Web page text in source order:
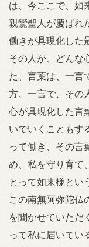
は、今ここで、如
親鸞聖人が慶ばれ
働きが具現化した
その人が、どんな
た、言葉は、一言
方、一言で、その
心が具現化した言
いでいくこともす
って働き、その言
め、私を守り育て
とって如来様とい
この南無阿弥陀仏
を聞かせていただ
って私に届いてい